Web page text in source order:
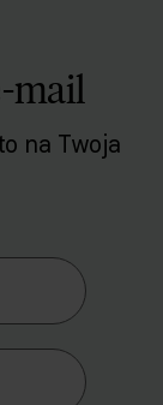
mail
na Twoja